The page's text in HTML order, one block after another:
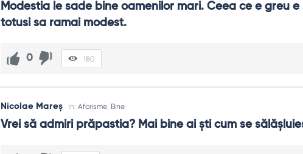
Modestia le sade bine oamenilor mari. Ceea ce e greu e
totusi sa ramai modest.
0 180
Nicolae Mareș In:Aforisme, Bine
Vrei să admiri prăpastia? Mai bine ai ști cum se